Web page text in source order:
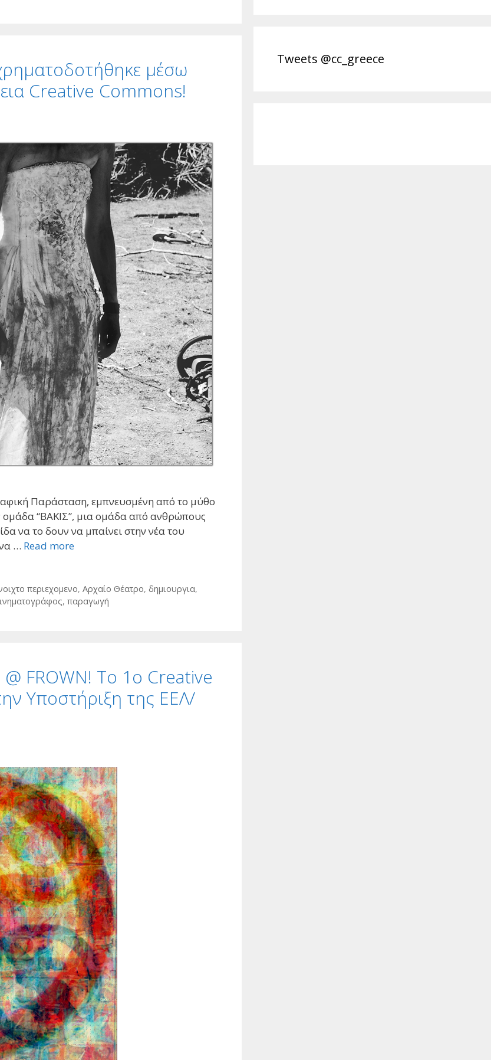
μέσω
Creative Commons!
Παράσταση, εμπνευσμένη από το μύθο
ομάδα “ΒΑΚΙΣ”, μια ομάδα από ανθρώπους
να το δουν να μπαίνει στην νέα του
… Read more
περιεχομενο, Αρχαίο Θέατρο, δημιουργια,
, παραγωγή
FROWN! Το 1ο Creative
Υποστήριξη της ΕΕΛ/
Tweets @cc_greece